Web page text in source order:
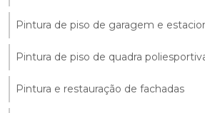
Pintura de piso de garagem e
Pintura de piso de quadra
Pintura e restauração de fachadas